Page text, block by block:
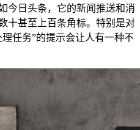
今日头条，它的新闻推送和消
十甚至上百条角标。特别是对
任务”的提示会让人有一种不